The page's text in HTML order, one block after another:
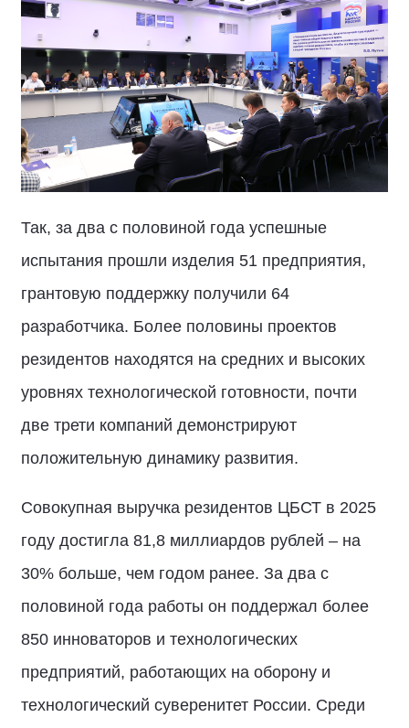
Так, за два с половиной года успешные
испытания прошли изделия 51 предприятия,
грантовую поддержку получили 64
разработчика. Более половины проектов
резидентов находятся на средних и высоких
уровнях технологической готовности, почти
две трети компаний демонстрируют
положительную динамику развития.
Совокупная выручка резидентов ЦБСТ в 2025
году достигла 81,8 миллиардов рублей – на
30% больше, чем годом ранее. За два с
половиной года работы он поддержал более
850 инноваторов и технологических
предприятий, работающих на оборону и
технологический суверенитет России. Среди